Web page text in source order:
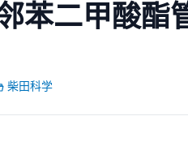
苯二甲酸酯
柴田科学